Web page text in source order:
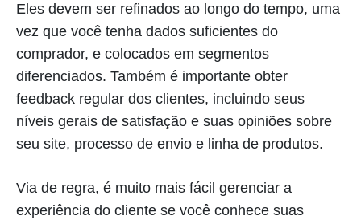
Eles devem ser refinados ao longo do tempo, uma
vez que você tenha dados suficientes do
comprador, e colocados em segmentos
diferenciados. Também é importante obter
feedback regular dos clientes, incluindo seus
níveis gerais de satisfação e suas opiniões sobre
seu site, processo de envio e linha de produtos.
Via de regra, é muito mais fácil gerenciar a
experiência do cliente se você conhece suas